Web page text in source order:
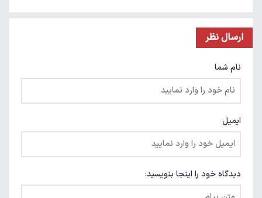
ارسال نظر
نام شما
ایمیل
دیدگاه خود را اینجا بنویسید: